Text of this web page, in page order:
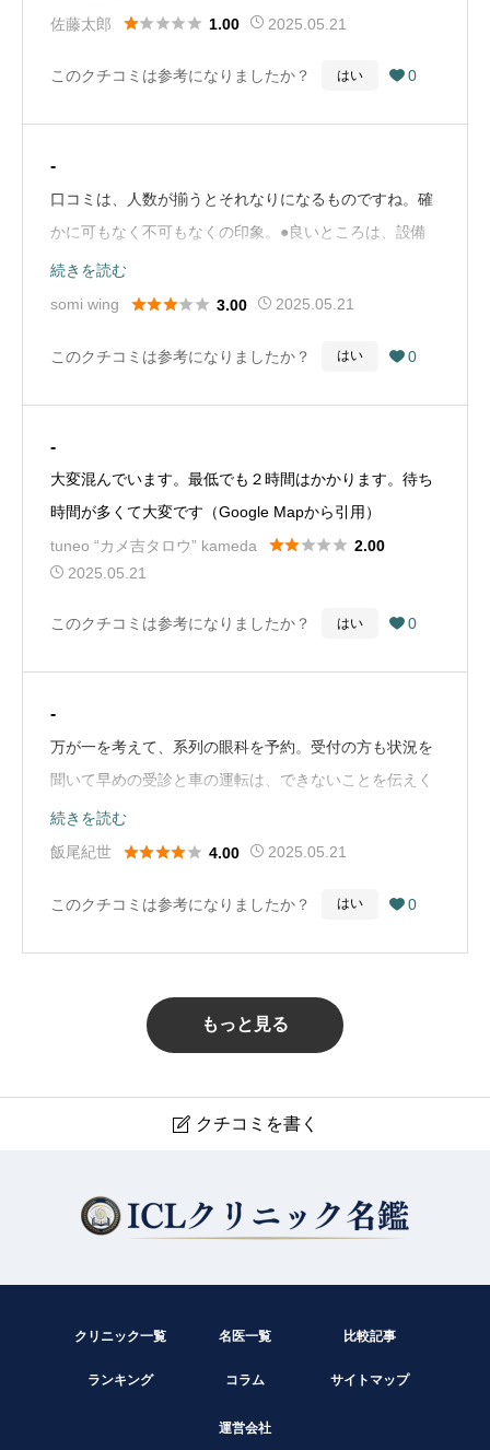
のことを教えたのに｣と上から目線で言われました。
確認の電話しないといけないのか。普通は病院側が患者
佐藤太郎
 1.00 2025.05.21
このクチコミは参考になりましたか？ はい  0
-
口コミは、人数が揃うとそれなりになるものですね。確
かに可もなく不可もなくの印象。●良いところは、設備
が充実しており、毎回の医師見解付きの検査結果データ
を渡され患者がファイルに閉じて経過を管理できる点。
る。検査自体は、ストレスを感じない待ち時間。●悪い
うか。私の例では、眼底検査を良く見て頂いた担当医で
続きを読む
somi wing
 3.00 2025.05.21
このクチコミは参考になりましたか？ はい  0
-
大変混んでいます。最低でも２時間はかかります。待ち
時間が多くて大変です（Google Mapから引用）
tuneo “カメ吉タロウ” kameda
 2.00
2025.05.21
このクチコミは参考になりましたか？ はい  0
-
万が一を考えて、系列の眼科を予約。受付の方も状況を
聞いて早めの受診と車の運転は、できないことを伝えく
ださいました。検査の結果やはり手術が必要と、こちら
をすぐ紹介していただき、検査と診察、手術の説明があ
時間もかかり、診察する患者さんも多いですし、更にそ
時々朝一診察のベテランの先生は、なるほどベテランら
しい対応でした（笑）でも、ほかの方々には、とても親
続きを読む
飯尾紀世
 4.00 2025.05.21
このクチコミは参考になりましたか？ はい  0
もっと見る
 クチコミを書く
現在クチコミは投稿できません。
クリニック一覧 名医一覧 比較記事
ランキング コラム サイトマップ
運営会社